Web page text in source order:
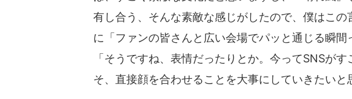
有し合う、そんな素敵な感じがしたので、僕はこ
に「ファンの皆さんと広い会場でパッと通じる瞬間
「そうですね、表情だったりとか。今ってSNSが
そ、直接顔を合わせることを大事にしていきたいと